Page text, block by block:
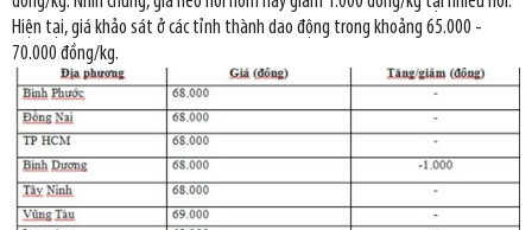
Hiện tại, giá khảo sát ở các tỉnh thành dao động trong khoảng 65.000 -
70.000 đồng/kg.